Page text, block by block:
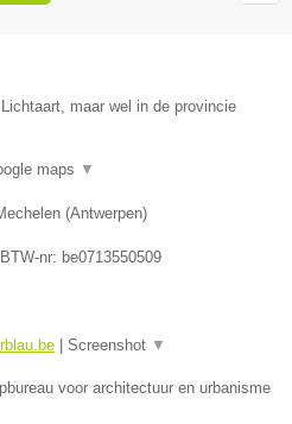
maar wel in de provincie
maps ▼
(Antwerpen)
, BTW-nr: be0713550509
Screenshot ▼
voor architectuur en urbanisme